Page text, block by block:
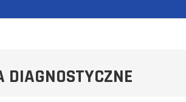
DIAGNOSTYCZNE